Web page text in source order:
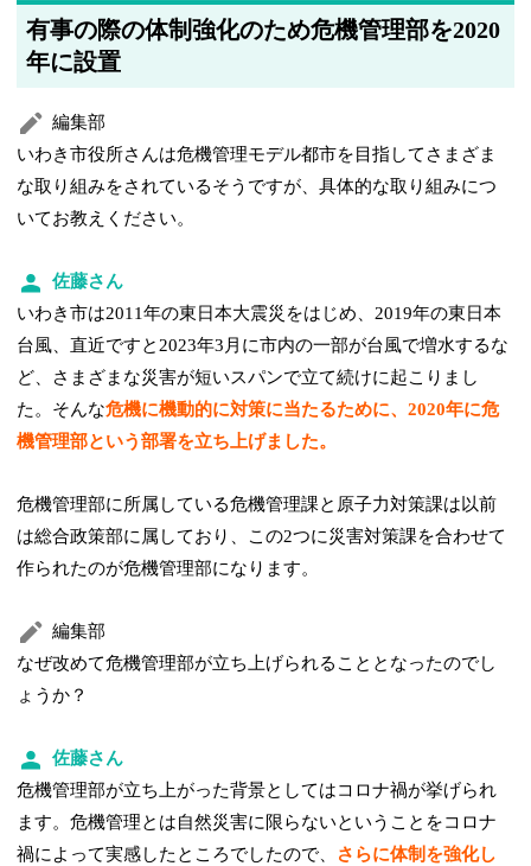
有事の際の体制強化のため危機管理部を2020
年に設置
編集部
いわき市役所さんは危機管理モデル都市を目指してさまざま
な取り組みをされているそうですが、具体的な取り組みにつ
いてお教えください。
佐藤さん
いわき市は2011年の東日本大震災をはじめ、2019年の東日本
台風、直近ですと2023年3月に市内の一部が台風で増水するな
ど、さまざまな災害が短いスパンで立て続けに起こりまし
た。そんな危機に機動的に対策に当たるために、2020年に危
機管理部という部署を立ち上げました。
危機管理部に所属している危機管理課と原子力対策課は以前
は総合政策部に属しており、この2つに災害対策課を合わせて
作られたのが危機管理部になります。
編集部
なぜ改めて危機管理部が立ち上げられることとなったのでし
ょうか？
佐藤さん
危機管理部が立ち上がった背景としてはコロナ禍が挙げられ
ます。危機管理とは自然災害に限らないということをコロナ
禍によって実感したところでしたので、
さらに体制を強化し